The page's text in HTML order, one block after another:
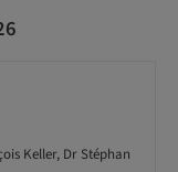
Keller, Dr Stéphan